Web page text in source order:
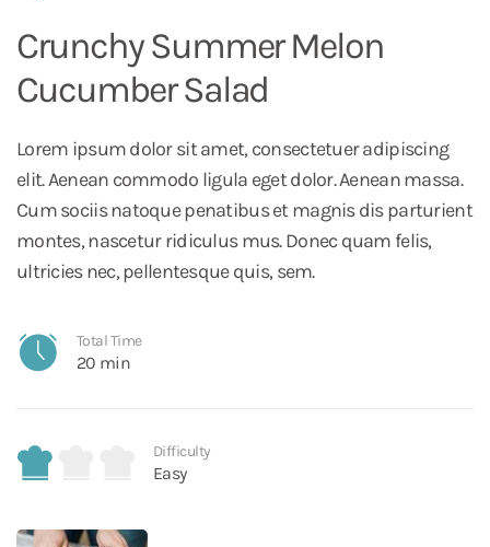
Crunchy Summer Melon
Cucumber Salad
Lorem ipsum dolor sit amet, consectetuer adipiscing
elit. Aenean commodo ligula eget dolor. Aenean massa.
Cum sociis natoque penatibus et magnis dis parturient
montes, nascetur ridiculus mus. Donec quam felis,
ultricies nec, pellentesque quis, sem.
Total Time
20 min
Difficulty
Easy